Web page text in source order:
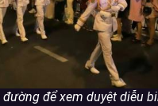
để xem duyệt diễu